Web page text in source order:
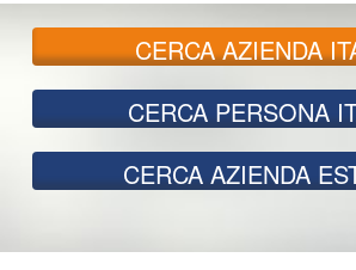
CERCAAZIENDA
CERCA PERSONA
CERCA AZIENDA